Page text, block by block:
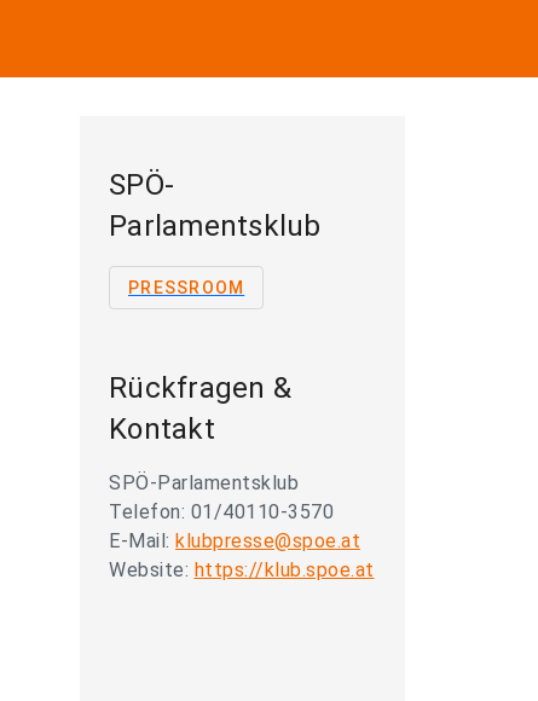
SPÖ-
Parlamentsklub
PRESSROOM
Rückfragen &
Kontakt
SPÖ-Parlamentsklub
Telefon: 01/40110-3570
E-Mail: klubpresse@spoe.at
Website: https://klub.spoe.at